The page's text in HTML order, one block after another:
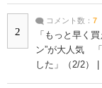
2
コメント数： 7
「もっと早く
ン”が大人気
した」（2/2）